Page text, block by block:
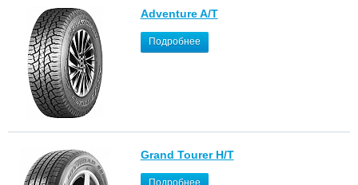
Adventure A/T
Подробнее
Grand Tourer H/T
Подробнее